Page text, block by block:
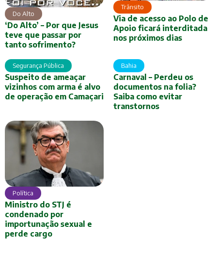
Do Alto
‘Do Alto’ – Por que Jesus
teve que passar por
tanto sofrimento?
Trânsito
Via de acesso ao Polo de
Apoio ficará interditada
nos próximos dias
Segurança Pública
Suspeito de ameaçar
vizinhos com arma é alvo
de operação em Camaçari
Bahia
Carnaval – Perdeu os
documentos na folia?
Saiba como evitar
transtornos
Política
Ministro do STJ é
condenado por
importunação sexual e
perde cargo